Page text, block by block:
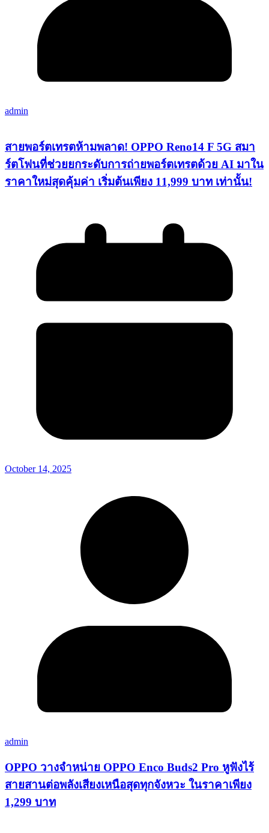
admin
สายพอร์ตเทรตห้ามพลาด! OPPO Reno14 F 5G สมา
ร์ตโฟนที่ช่วยยกระดับการถ่ายพอร์ตเทรตด้วย AI มาใน
ราคาใหม่สุดคุ้มค่า เริ่มต้นเพียง 11,999 บาท เท่านั้น!
October 14, 2025
admin
OPPO วางจำหน่าย OPPO Enco Buds2 Pro หูฟังไร้
สายสานต่อพลังเสียงเหนือสุดทุกจังหวะ ในราคาเพียง
1,299 บาท